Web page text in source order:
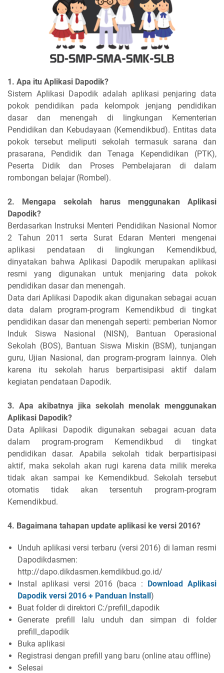
1. Apa itu Aplikasi Dapodik?
Sistem Aplikasi Dapodik adalah aplikasi penjaring data
pokok pendidikan pada kelompok jenjang pendidikan
dasar dan menengah di lingkungan Kementerian
Pendidikan dan Kebudayaan (Kemendikbud). Entitas data
pokok tersebut meliputi sekolah termasuk sarana dan
prasarana, Pendidik dan Tenaga Kependidikan (PTK),
Peserta Didik dan Proses Pembelajaran di dalam
rombongan belajar (Rombel).
2. Mengapa sekolah harus menggunakan Aplikasi
Dapodik?
Berdasarkan Instruksi Menteri Pendidikan Nasional Nomor
2 Tahun 2011 serta Surat Edaran Menteri mengenai
aplikasi pendataan di lingkungan Kemendikbud,
dinyatakan bahwa Aplikasi Dapodik merupakan aplikasi
resmi yang digunakan untuk menjaring data pokok
pendidikan dasar dan menengah.
Data dari Aplikasi Dapodik akan digunakan sebagai acuan
data dalam program-program Kemendikbud di tingkat
pendidikan dasar dan menengah seperti: pemberian Nomor
Induk Siswa Nasional (NISN), Bantuan Operasional
Sekolah (BOS), Bantuan Siswa Miskin (BSM), tunjangan
guru, Ujian Nasional, dan program-program lainnya. Oleh
karena itu sekolah harus berpartisipasi aktif dalam
kegiatan pendataan Dapodik.
3. Apa akibatnya jika sekolah menolak menggunakan
Aplikasi Dapodik?
Data Aplikasi Dapodik digunakan sebagai acuan data
dalam program-program Kemendikbud di tingkat
pendidikan dasar. Apabila sekolah tidak berpartisipasi
aktif, maka sekolah akan rugi karena data milik mereka
tidak akan sampai ke Kemendikbud. Sekolah tersebut
otomatis tidak akan tersentuh program-program
Kemendikbud.
4. Bagaimana tahapan update aplikasi ke versi 2016?
Unduh aplikasi versi terbaru (versi 2016) di laman resmi
Dapodikdasmen:
http://dapo.dikdasmen.kemdikbud.go.id/
Instal aplikasi versi 2016 (baca : Download Aplikasi
Dapodik versi 2016 + Panduan Install)
Buat folder di direktori C:/prefill_dapodik
Generate prefill lalu unduh dan simpan di folder
prefill_dapodik
Buka aplikasi
Registrasi dengan prefill yang baru (online atau offline)
Selesai